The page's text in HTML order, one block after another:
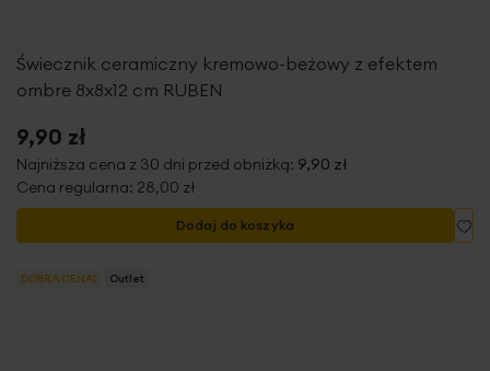
Świecznik ceramiczny kremowo-beżowy z efektem
ombre 8x8x12 cm RUBEN
9,90 zł
Najniższa cena z 30 dni przed obniżką: 9,90 zł
Cena regularna: 28,00 zł
Dodaj do koszyka
DOBRA CENA! Outlet